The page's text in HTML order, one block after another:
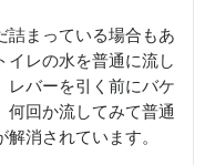
詰まっている場合もあ
イレの水を普通に流し
レバーを引く前にバケ
何回か流してみて普通
消されています。